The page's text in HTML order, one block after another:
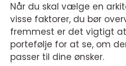
Når du skal vælge en
visse faktorer, du bør
fremmest er det vigtigt
portefølje for at se, om
passer til dine ønsker.